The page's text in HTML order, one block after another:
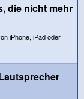
die nicht mehr
iPhone, iPad oder